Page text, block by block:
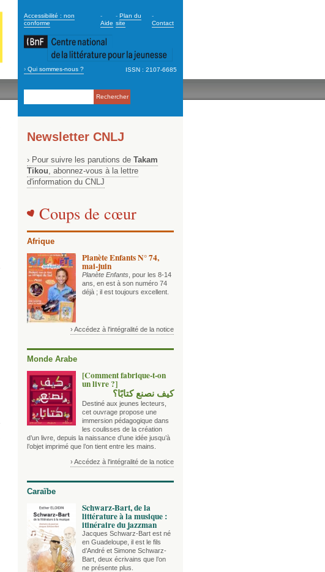
secondary_2
Accessibilité : non
conforme
-
Aide
-Plan du
site
-
Contact
Navigation
› Qui sommes-nous ? ISSN : 2107-6685
Newsletter CNLJ
› Pour suivre les parutions de Takam
Tikou, abonnez-vous à la lettre
d'information du CNLJ
Coups de cœur
Afrique
Planète Enfants N° 74,
mai-juin
Planète Enfants , pour les 8-14
ans, en est à son numéro 74
déjà ; il est toujours excellent.
› Accédez à l'intégralité de la notice
Monde Arabe
[Comment fabrique-t-on
un livre ?]
كيف نصنع كتابًا؟
Destiné aux jeunes lecteurs,
cet ouvrage propose une
immersion pédagogique dans
les coulisses de la création
d’un livre, depuis la naissance d’une idée jusqu’à
l’objet imprimé que l’on tient entre les mains.
› Accédez à l'intégralité de la notice
Caraïbe
Schwarz-Bart, de la
littérature à la musique :
itinéraire du jazzman
Jacques Schwarz-Bart est né
en Guadeloupe, il est le fils
d’André et Simone Schwarz-
Bart, deux écrivains que l’on
ne présente plus.